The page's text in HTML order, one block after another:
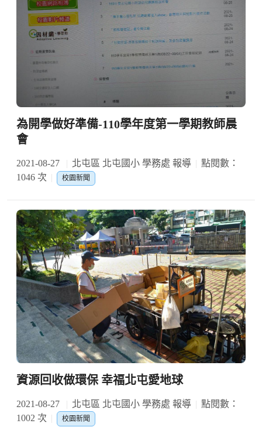
為開學做好準備-110學年度第一學期教師晨
會
2021-08-27 北屯區 北屯國小 學務處 報導
點閱數：
1046 次
校園新聞
資源回收做環保 幸福北屯愛地球
2021-08-27 北屯區 北屯國小 學務處 報導
點閱數：
1002 次
校園新聞